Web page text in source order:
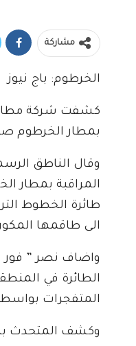
مشاركة
الخرطوم: باج نيوز
كشفت شركة مطار
بمطار الخرطوم
وقال الناطق
المراقبة بمطار
الى طاقمها المكون من 7
واضاف نصر ” فور
الطائرة في
المتفجرات
وكشف المتحدث